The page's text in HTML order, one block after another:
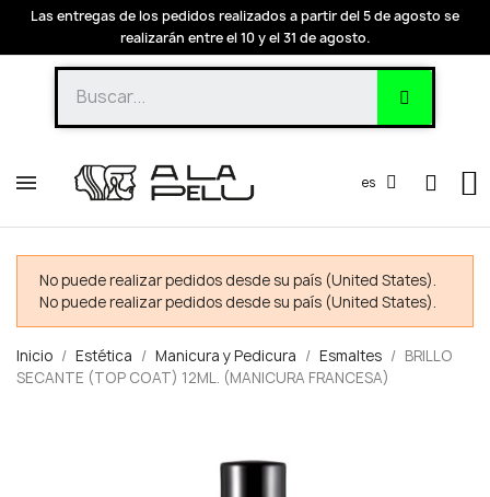
Las entregas de los pedidos realizados a partir del 5 de agosto se
realizarán entre el 10 y el 31 de agosto.
es
No puede realizar pedidos desde su país (United States).
No puede realizar pedidos desde su país (United States).
Inicio Estética Manicura y Pedicura Esmaltes
BRILLO
SECANTE (TOP COAT) 12ML. (MANICURA FRANCESA)